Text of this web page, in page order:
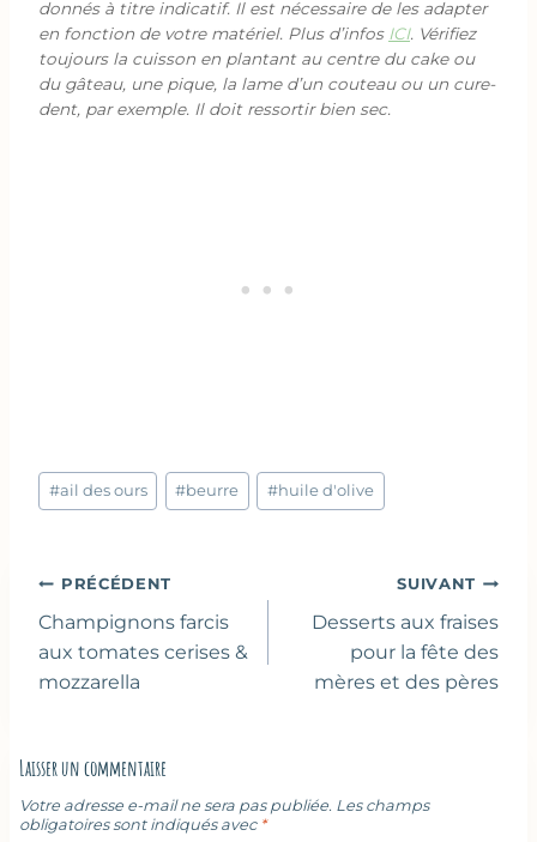
donnés à titre indicatif. Il est nécessaire de les adapter
en fonction de votre matériel. Plus d’infos ICI. Vérifiez
toujours la cuisson en plantant au centre du cake ou
du gâteau, une pique, la lame d’un couteau ou un cure-
dent, par exemple. Il doit ressortir bien sec.
Étiquettes
de
#ail des ours #beurre #huile d'olive
Navigation
de
l’article
PRÉCÉDENT
Champignons farcis
aux tomates cerises &
mozzarella
SUIVANT
Desserts aux fraises
pour la fête des
mères et des pères
Laisser un commentaire
Votre adresse e-mail ne sera pas publiée. Les champs
obligatoires sont indiqués avec *